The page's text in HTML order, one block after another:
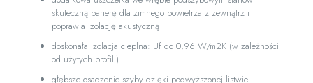
skuteczną barierę dla zimnego powietrza z zewnątrz i
poprawia izolację akustyczną
doskonała izolacja cieplna: Uf do 0,96 W/m2K (w zależności
od użytych profili)
głębsze osadzenie szyby dzięki podwyższonej listwie